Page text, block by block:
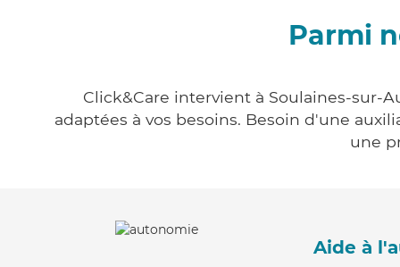
Parmi
Click&Care intervient à Soulaines-sur-
adaptées à vos besoins. Besoin d'une
une
Aide à